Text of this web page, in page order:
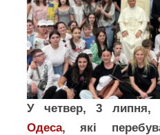
У четвер, 3 липня,
Одеса, які